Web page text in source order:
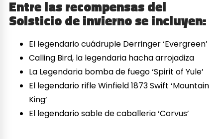
Entre las recompensas del
Solsticio de invierno se incluyen:
El legendario cuádruple Derringer ‘Evergreen’
Calling Bird, la legendaria hacha arrojadiza
La Legendaria bomba de fuego ‘Spirit of Yule’
El legendario rifle Winfield 1873 Swift ‘Mountain
King’
El legendario sable de caballeria ‘Corvus’